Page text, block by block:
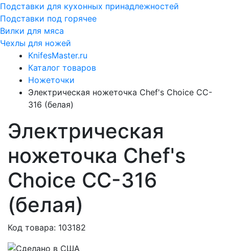
Подставки для кухонных принадлежностей
Подставки под горячее
Вилки для мяса
Чехлы для ножей
KnifesMaster.ru
Каталог товаров
Ножеточки
Электрическая ножеточка Chef's Choice CC-
316 (белая)
Электрическая
ножеточка Chef's
Choice CC-316
(белая)
Код товара: 103182